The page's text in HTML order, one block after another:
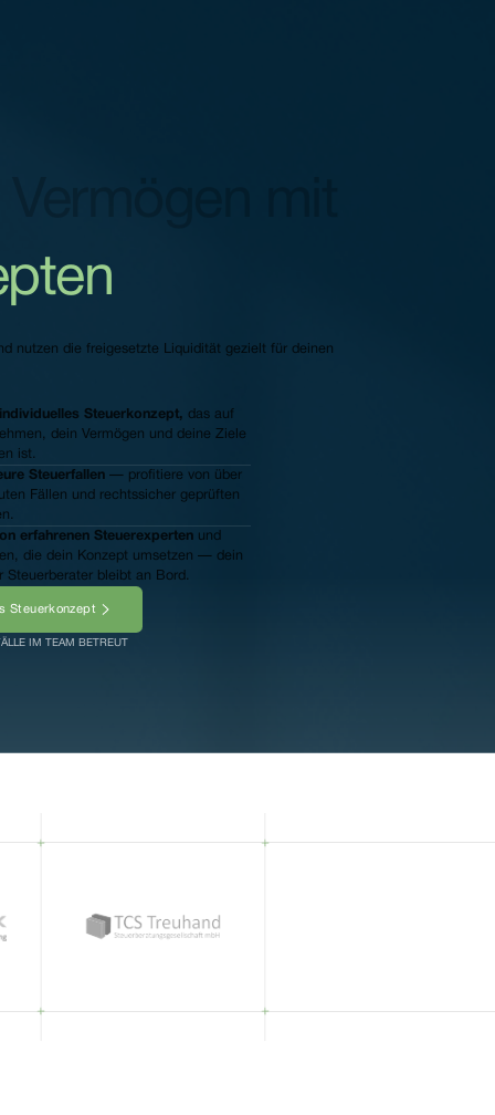
nutzen die freigesetzte Liquidität gezielt für deinen
Steuerkonzept, das auf
dein Vermögen und deine Ziele
ist.
Steuerfallen— profitiere von über
Fällen und rechtssicher geprüften
erfahrenen Steuerexpertenund
die dein Konzept umsetzen — dein
Steuerberater bleibt an Bord.
Steuerkonzept
IM TEAM BETREUT